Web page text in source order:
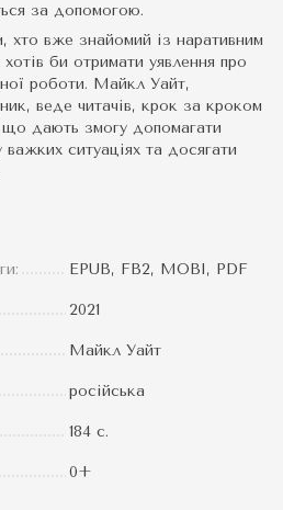
за допомогою.
хто вже знайомий із наративним
би отримати уявлення про
роботи. Майкл Уайт,
веде читачів, крок за кроком
що дають змогу допомагати
ситуаціях та досягати
EPUB, FB2, MOBI, PDF
2021
Майкл Уайт
російська
184 с.
0+